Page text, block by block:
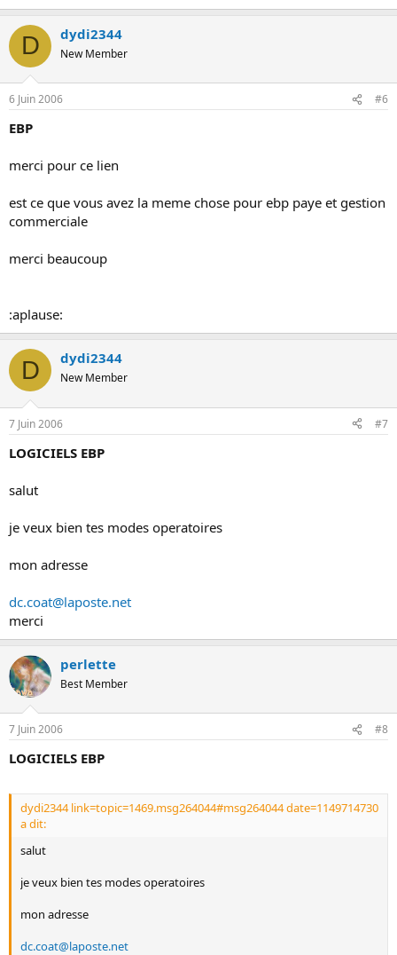
D dydi2344
New Member
6 Juin 2006 #6
EBP
merci pour ce lien
est ce que vous avez la meme chose pour ebp paye et gestion
commerciale
merci beaucoup
:aplause:
D dydi2344
New Member
7 Juin 2006 #7
LOGICIELS EBP
salut
je veux bien tes modes operatoires
mon adresse
dc.coat@laposte.net
merci
perlette
Best Member
7 Juin 2006 #8
LOGICIELS EBP
dydi2344 link=topic=1469.msg264044#msg264044 date=1149714730
a dit:
salut
je veux bien tes modes operatoires
mon adresse
dc.coat@laposte.net